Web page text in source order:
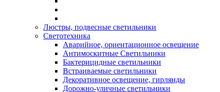
Люстры, подвесные светильники
Светотехника
Аварийное, ориентационное освещение
Антимоскитные Светильники
Бактерицидные светильники
Встраиваемые светильники
Декоративное освещение, гирлянды
Дорожно-уличные светильники